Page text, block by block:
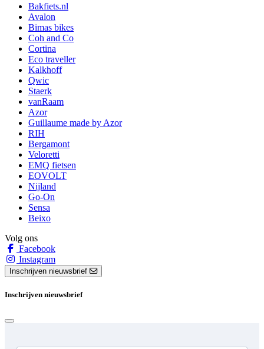
Bakfiets.nl
Avalon
Bimas bikes
Coh and Co
Cortina
Eco traveller
Kalkhoff
Qwic
Staerk
vanRaam
Azor
Guillaume made by Azor
RIH
Bergamont
Veloretti
EMQ fietsen
EOVOLT
Nijland
Go-On
Sensa
Beixo
Volg ons
Facebook
Instagram
Inschrijven nieuwsbrief
Inschrijven nieuwsbrief